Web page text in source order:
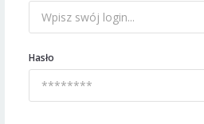
Hasło